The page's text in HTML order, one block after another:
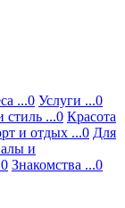
...0 Услуги ...0
стиль ...0 Красота
и отдых ...0 Для
и
Знакомства ...0